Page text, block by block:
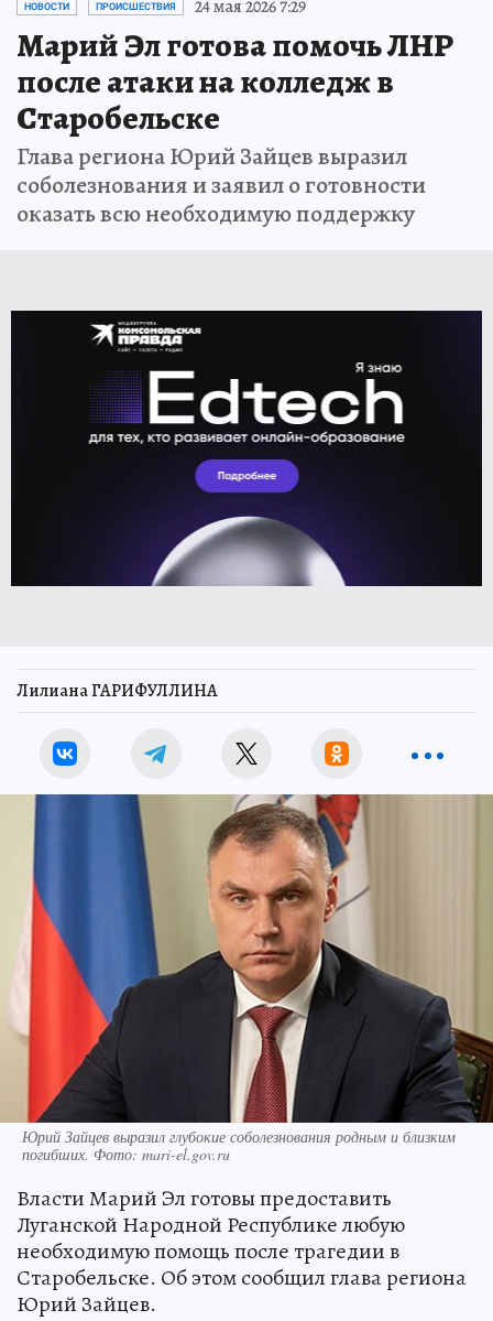
НОВОСТИ ПРОИСШЕСТВИЯ 24 мая 2026 7:29
Марий Эл готова помочь ЛНР
после атаки на колледж в
Старобельске
Глава региона Юрий Зайцев выразил
соболезнования и заявил о готовности
оказать всю необходимую поддержку
Лилиана ГАРИФУЛЛИНА
Юрий Зайцев выразил глубокие соболезнования родным и близким
погибших. Фото: mari-el.gov.ru
Власти Марий Эл готовы предоставить
Луганской Народной Республике любую
необходимую помощь после трагедии в
Старобельске. Об этом сообщил глава региона
Юрий Зайцев.